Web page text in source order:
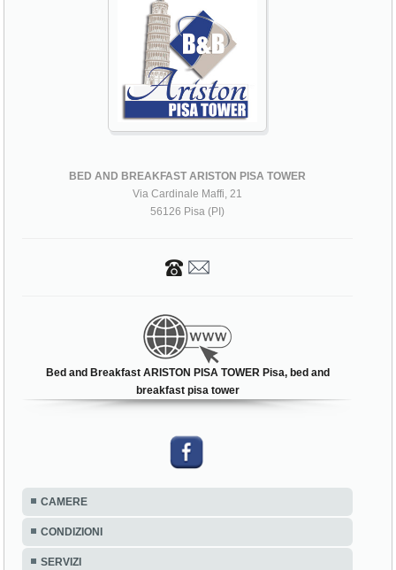
BED AND BREAKFAST ARISTON PISA TOWER
Via Cardinale Maffi, 21
56126 Pisa (PI)
Bed and Breakfast ARISTON PISA TOWER Pisa, bed and
breakfast pisa tower
CAMERE
CONDIZIONI
SERVIZI